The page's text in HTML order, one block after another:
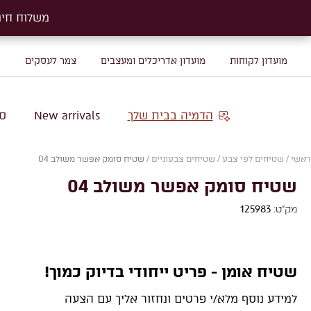
מועדון לקוחות מועדון אדריכלים ומעצבים צמר לעסקים
הדמיה בבית שלך New arrivals
ראשי / שטיחים לפי צבע / שטיחים צבעוניים / שטיח סומק אפשר משולב 04
שטיח סומק אפשר משולב 04
מק"ט: 125983
שטיח אומן - פריט ייחודי בדיוק כמוך!
למידע נוסף מלא/י פרטים ונחזור אליך עם הצעה
משלוח חינם על
משלוח חינם על